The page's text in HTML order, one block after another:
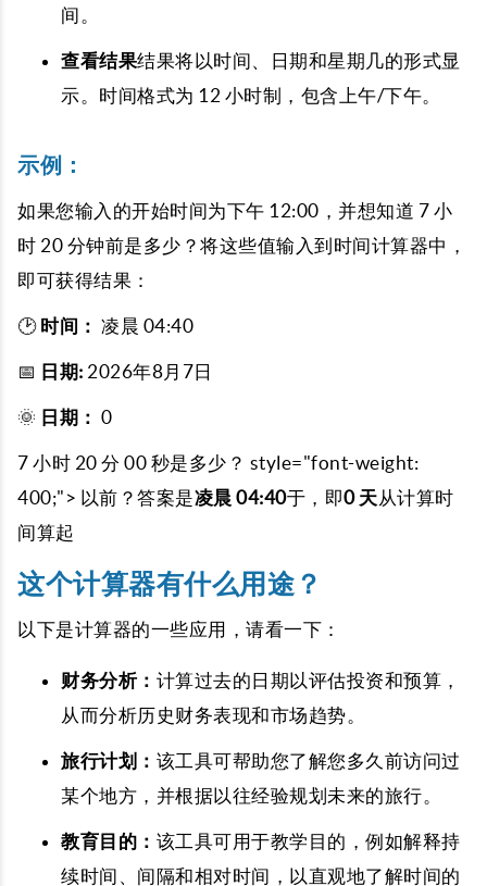
间。
查看结果结果将以时间、日期和星期几的形式显
示。时间格式为 12 小时制，包含上午/下午。
示例：
如果您输入的开始时间为下午 12:00，并想知道 7 小
时 20 分钟前是多少？将这些值输入到时间计算器中，
即可获得结果：
🕑 时间： 凌晨 04:40
📅 日期: 2026年8月7日
🌞 日期： 0
7 小时 20 分 00 秒是多少？ style="font-weight:
400;"> 以前？答案是凌晨 04:40于，即0 天从计算时
间算起
这个计算器有什么用途？
以下是计算器的一些应用，请看一下：
财务分析： 计算过去的日期以评估投资和预算，
从而分析历史财务表现和市场趋势。
旅行计划： 该工具可帮助您了解您多久前访问过
某个地方，并根据以往经验规划未来的旅行。
教育目的： 该工具可用于教学目的，例如解释持
续时间、间隔和相对时间，以直观地了解时间的